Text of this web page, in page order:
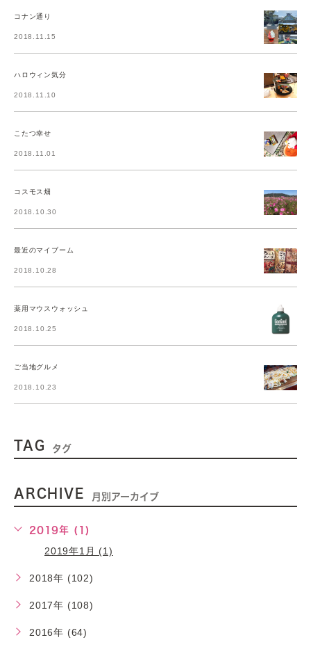
コナン通り
2018.11.15
ハロウィン気分
2018.11.10
こたつ幸せ
2018.11.01
コスモス畑
2018.10.30
最近のマイブーム
2018.10.28
薬用マウスウォッシュ
2018.10.25
ご当地グルメ
2018.10.23
TAG タグ
ARCHIVE 月別アーカイブ
2019年 (1)
2019年1月 (1)
2018年 (102)
2017年 (108)
2016年 (64)